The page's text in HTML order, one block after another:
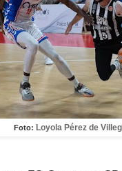
Foto: Loyola Pérez de